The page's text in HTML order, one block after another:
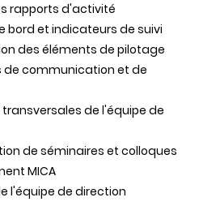
rapports d'activité
bord et indicateurs de suivi
des éléments de pilotage
de communication et de
de l'équipe de
de séminaires et colloques
MICA
l'équipe de direction